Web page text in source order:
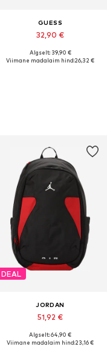
GUESS
32,90 €
Saadaolevad suurused: One Size
Algselt: 39,90 €
Viimane madalaim hind:26,32 €
DEAL
JORDAN
51,92 €
Saadaolevad suurused: One Size
Algselt: 64,90 €
Viimane madalaim hind:23,16 €